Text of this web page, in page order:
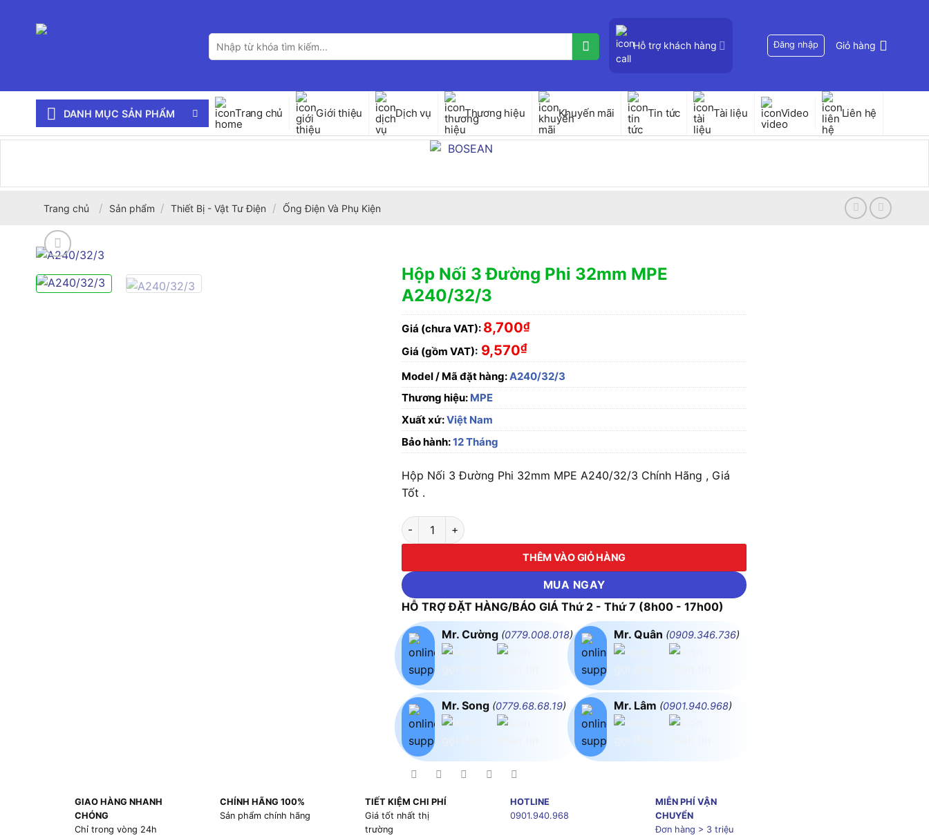
Tìm
kiếm:
Hỗ trợ khách hàng Đăng nhập Giỏ hàng
DANH MỤC SẢN PHẨM Trang chủ Giới thiệu Dịch vụ Thương hiệu Khuyến mãi Tin tức Tài liệu Video Liên hệ
Trang chủ / Sản phẩm / Thiết Bị - Vật Tư Điện / Ống Điện Và Phụ Kiện
Hộp Nối 3 Đường Phi 32mm MPE
A240/32/3
Giá (chưa VAT): 8,700₫
Giá (gồm VAT): 9,570₫
Model / Mã đặt hàng:A240/32/3
Thương hiệu: MPE
Xuất xứ:Việt Nam
Bảo hành:12 Tháng
Hộp Nối 3 Đường Phi 32mm MPE A240/32/3 Chính Hãng , Giá
Tốt .
Hộp Nối 3 Đường Phi 32mm MPE A240/32/3 số lượng
THÊM VÀO GIỎ HÀNG
MUA NGAY
HỖ TRỢ ĐẶT HÀNG/BÁO GIÁ Thứ 2 - Thứ 7 (8h00 - 17h00)
Mr. Cường (0779.008.018)
Mr. Song (0779.68.68.19)
Mr. Quân (0909.346.736)
Mr. Lâm (0901.940.968)
GIAO HÀNG NHANH
CHÓNG
Chỉ trong vòng 24h
CHÍNH HÃNG 100%
Sản phẩm chính hãng
TIẾT KIỆM CHI PHÍ
Giá tốt nhất thị
trường
HOTLINE
0901.940.968
MIỄN PHÍ VẬN
CHUYỂN
Đơn hàng > 3 triệu